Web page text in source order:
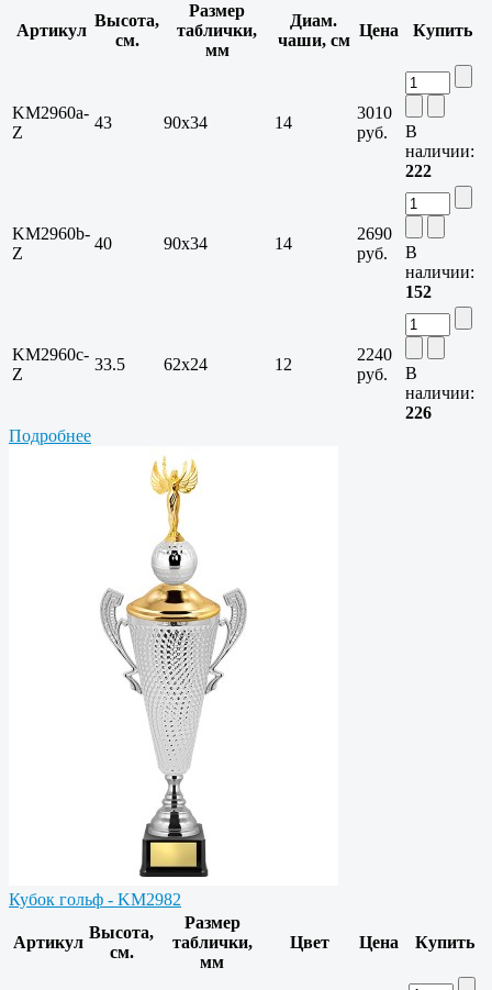
Артикул
Высота,
см.
Размер
таблички,
мм
Диам.
чаши, см
Цена Купить
KM2960a-
Z
43 90x34 14
3010
руб.
В
наличии:
222
KM2960b-
Z
40 90x34 14
2690
руб.
В
наличии:
152
KM2960c-
Z
33.5 62x24 12
2240
руб.
В
наличии:
226
Подробнее
Кубок гольф - KM2982
Артикул
Высота,
см.
Размер
таблички,
мм
Цвет Цена Купить